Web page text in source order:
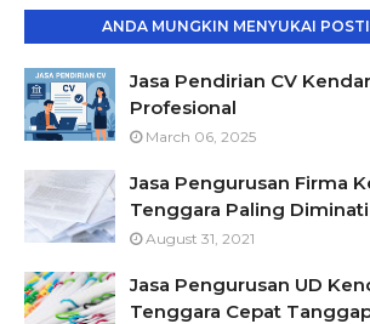
ANDA MUNGKIN MENYUKAI
Jasa Pendirian CV
Profesional
March 06, 2025
Jasa Pengurusan Firma
Tenggara Paling Diminati
August 31, 2021
Jasa Pengurusan UD
Tenggara Cepat